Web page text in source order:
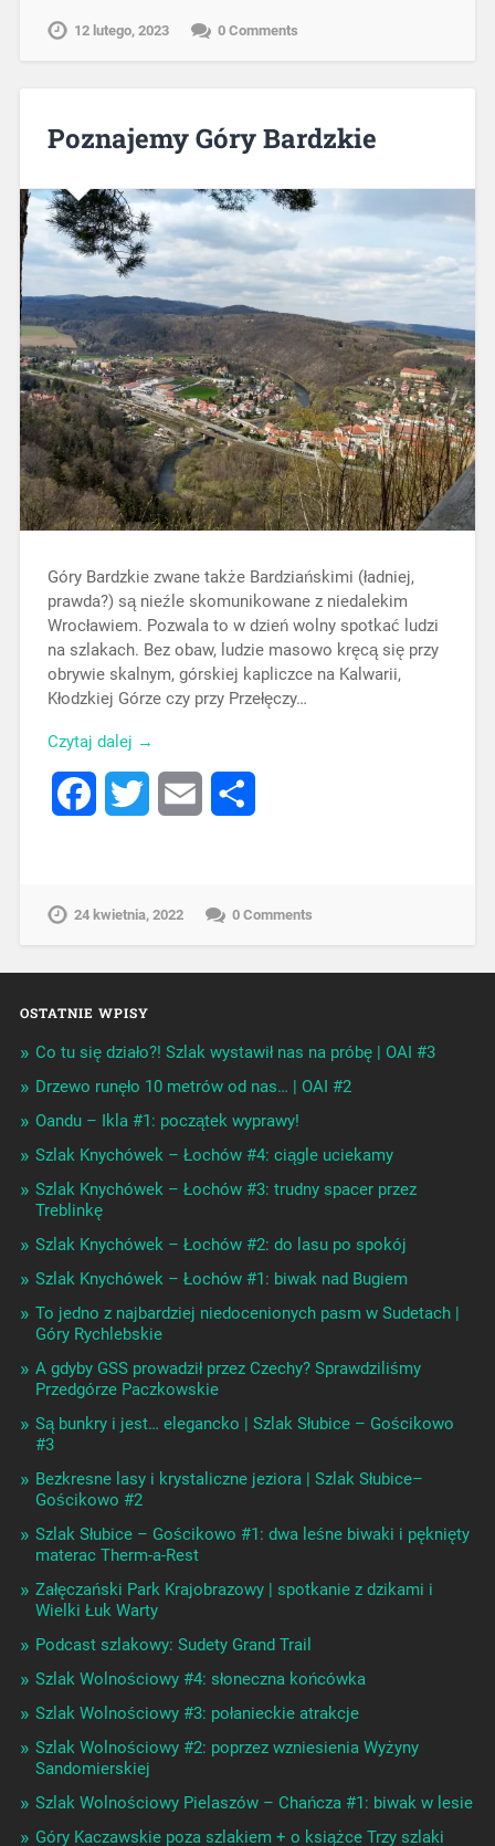
12 lutego, 2023 0 Comments
Poznajemy Góry Bardzkie
Góry Bardzkie zwane także Bardziańskimi (ładniej,
prawda?) są nieźle skomunikowane z niedalekim
Wrocławiem. Pozwala to w dzień wolny spotkać ludzi
na szlakach. Bez obaw, ludzie masowo kręcą się przy
obrywie skalnym, górskiej kapliczce na Kalwarii,
Kłodzkiej Górze czy przy Przełęczy…
Czytaj dalej →
FacebookTwitter Email
24 kwietnia, 2022 0 Comments
OSTATNIE WPISY
Co tu się działo?! Szlak wystawił nas na próbę | OAI #3
Drzewo runęło 10 metrów od nas… | OAI #2
Oandu – Ikla #1: początek wyprawy!
Szlak Knychówek – Łochów #4: ciągle uciekamy
Szlak Knychówek – Łochów #3: trudny spacer przez
Treblinkę
Szlak Knychówek – Łochów #2: do lasu po spokój
Szlak Knychówek – Łochów #1: biwak nad Bugiem
To jedno z najbardziej niedocenionych pasm w Sudetach |
Góry Rychlebskie
A gdyby GSS prowadził przez Czechy? Sprawdziliśmy
Przedgórze Paczkowskie
Są bunkry i jest… elegancko | Szlak Słubice – Gościkowo
#3
Bezkresne lasy i krystaliczne jeziora | Szlak Słubice–
Gościkowo #2
Szlak Słubice – Gościkowo #1: dwa leśne biwaki i pęknięty
materac Therm-a-Rest
Załęczański Park Krajobrazowy | spotkanie z dzikami i
Wielki Łuk Warty
Podcast szlakowy: Sudety Grand Trail
Szlak Wolnościowy #4: słoneczna końcówka
Szlak Wolnościowy #3: połanieckie atrakcje
Szlak Wolnościowy #2: poprzez wzniesienia Wyżyny
Sandomierskiej
Szlak Wolnościowy Pielaszów – Chańcza #1: biwak w lesie
Góry Kaczawskie poza szlakiem + o książce Trzy szlaki